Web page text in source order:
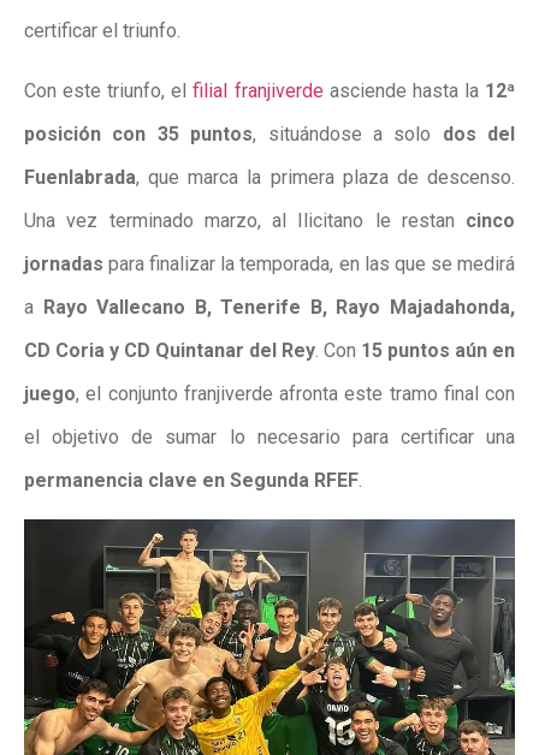
certificar el triunfo.
Con este triunfo, elfilial franjiverde asciende hasta la 12ª
posición con 35 puntos, situándose a solo dos del
Fuenlabrada, que marca la primera plaza de descenso.
Una vez terminado marzo, al Ilicitano le restan cinco
jornadas para finalizar la temporada, en las que se medirá
a Rayo Vallecano B, Tenerife B, Rayo Majadahonda,
CD Coria y CD Quintanar del Rey. Con 15 puntos aún en
juego, el conjunto franjiverde afronta este tramo final con
el objetivo de sumar lo necesario para certificar una
permanencia clave en Segunda RFEF.